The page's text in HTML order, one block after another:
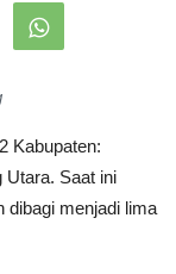
Kabupaten:
Utara. Saat ini
dibagi menjadi lima